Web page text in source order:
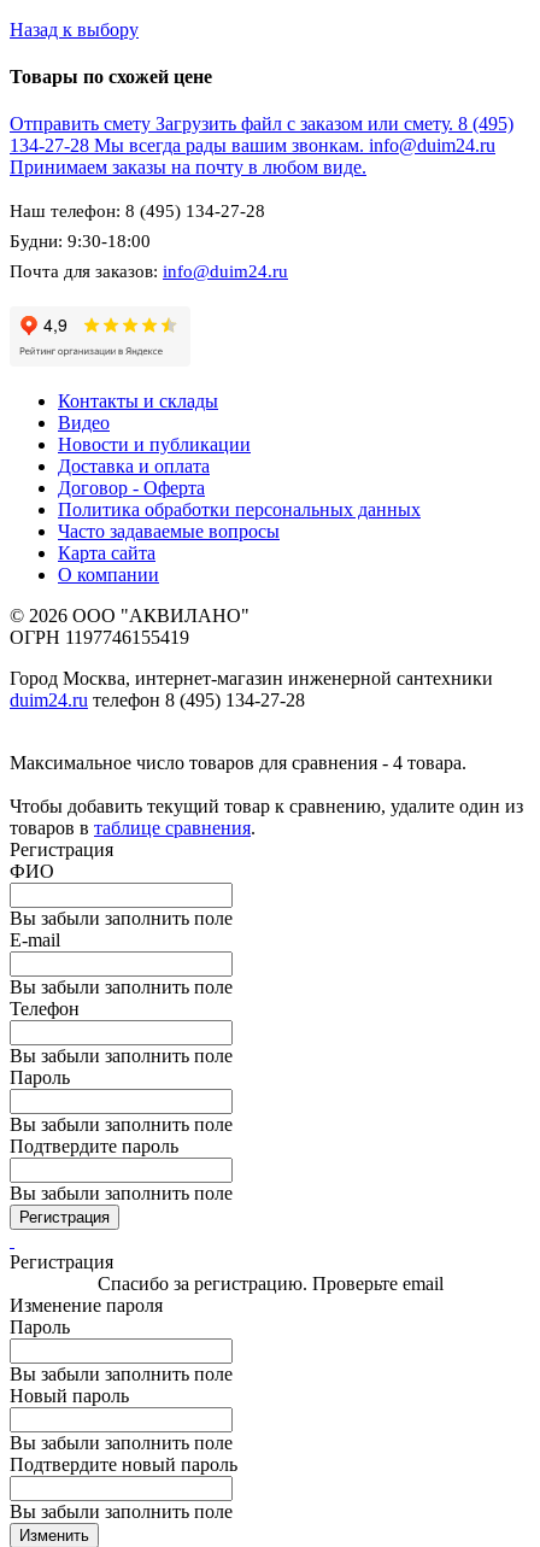
Назад к выбору
Товары по схожей цене
Отправить смету Загрузить файл с заказом или смету. 8 (495)
134-27-28 Мы всегда рады вашим звонкам. info@duim24.ru
Принимаем заказы на почту в любом виде.
Наш телефон: 8 (495) 134-27-28
Будни: 9:30-18:00
Почта для заказов: info@duim24.ru
Контакты и склады
Видео
Новости и публикации
Доставка и оплата
Договор - Оферта
Политика обработки персональных данных
Часто задаваемые вопросы
Карта сайта
О компании
© 2026 ООО "АКВИЛАНО"
ОГРН 1197746155419
Город Москва, интернет-магазин инженерной сантехники
duim24.ru телефон 8 (495) 134-27-28
Максимальное число товаров для сравнения - 4 товара.
Чтобы добавить текущий товар к сравнению, удалите один из
товаров в таблице сравнения.
Регистрация
ФИО
Вы забыли заполнить поле
E-mail
Вы забыли заполнить поле
Телефон
Вы забыли заполнить поле
Пароль
Вы забыли заполнить поле
Подтвердите пароль
Вы забыли заполнить поле
Регистрация
Регистрация
Спасибо за регистрацию. Проверьте email
Изменение пароля
Пароль
Вы забыли заполнить поле
Новый пароль
Вы забыли заполнить поле
Подтвердите новый пароль
Вы забыли заполнить поле
Изменить